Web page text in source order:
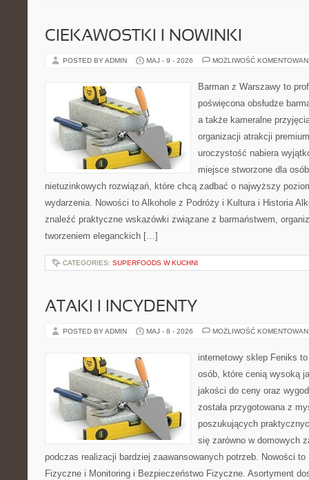
CIEKAWOSTKI I NOWINKI
POSTED BY ADMIN MAJ - 9 - 2026 MOŻLIWOŚĆ
Barman z Warszawy to
poświęcona obsłudze
a także kameralne
organizacji atrakcji
uroczystość nabiera
miejsce stworzone dla
nietuzinkowych rozwiązań, które chcą zadbać o najwyższy
wydarzenia. Nowości to Alkohole z Podróży i Kultura i Historia
znaleźć praktyczne wskazówki związane z barmaństwem,
tworzeniem eleganckich […]
CATEGORIES: SUPERFOODS W KUCHNI
ATAKI I INCYDENTY
POSTED BY ADMIN MAJ - 8 - 2026 MOŻLIWOŚĆ
internetowy sklep Feniks
osób, które cenią wysoką
jakości do ceny oraz
została przygotowana z
poszukujących
się zarówno w domowych
podczas realizacji bardziej zaawansowanych potrzeb. Nowości
Fizyczne i Monitoring i Bezpieczeństwo Fizyczne. Asortyment